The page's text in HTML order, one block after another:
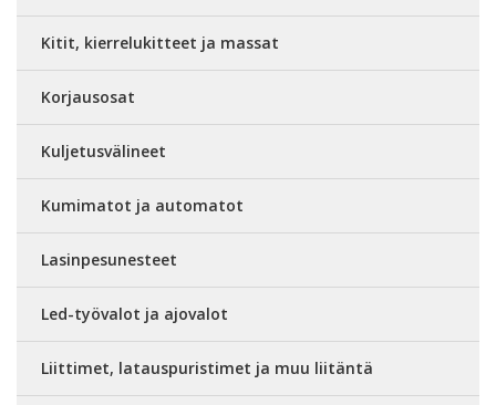
Kitit, kierrelukitteet ja massat
Korjausosat
Kuljetusvälineet
Kumimatot ja automatot
Lasinpesunesteet
Led-työvalot ja ajovalot
Liittimet, latauspuristimet ja muu liitäntä